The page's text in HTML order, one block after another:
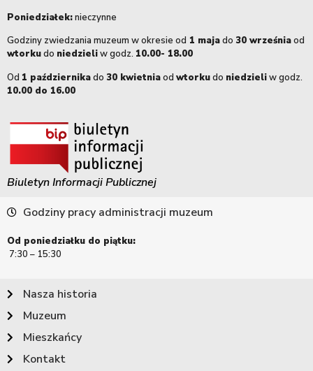
Poniedziałek:nieczynne
Godziny zwiedzania muzeum w okresie od 1 majado 30 wrześniaod
wtorkudo niedzieliw godz. 10.00- 18.00
Od 1 październikado 30 kwietniaod wtorkudo niedzieliw godz.
10.00 do 16.00
Biuletyn Informacji Publicznej
Godziny pracy administracji muzeum
Od poniedziałku do piątku:
7:30 – 15:30
Nasza historia
Muzeum
Mieszkańcy
Kontakt